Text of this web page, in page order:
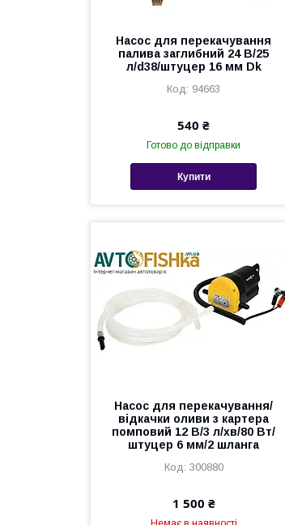
Насос для перекачування
палива заглибний 24 В/25
л/d38/штуцер 16 мм Dk
94663
540 ₴
Готово до відправки
Купити
Насос для перекачування/
відкачки оливи з картера
помповий 12 В/3 л/хв/80 Вт/
штуцер 6 мм/2 шланга
300880
1 500 ₴